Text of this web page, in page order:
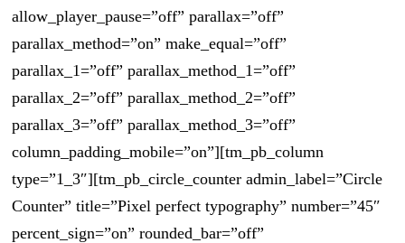
allow_player_pause=”off” parallax=”off”
parallax_method=”on” make_equal=”off”
parallax_1=”off” parallax_method_1=”off”
parallax_2=”off” parallax_method_2=”off”
parallax_3=”off” parallax_method_3=”off”
column_padding_mobile=”on”][tm_pb_column
type=”1_3″][tm_pb_circle_counter admin_label=”Circle
Counter” title=”Pixel perfect typography” number=”45″
percent_sign=”on” rounded_bar=”off”